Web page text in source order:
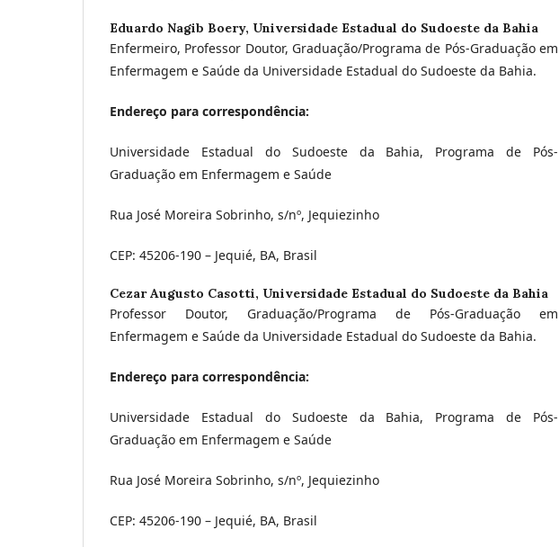
Eduardo Nagib Boery, Universidade Estadual do Sudoeste da Bahia
Enfermeiro, Professor Doutor, Graduação/Programa de Pós-Graduação em
Enfermagem e Saúde da Universidade Estadual do Sudoeste da Bahia.
Endereço para correspondência:
Universidade Estadual do Sudoeste da Bahia, Programa de Pós-
Graduação em Enfermagem e Saúde
Rua José Moreira Sobrinho, s/nº, Jequiezinho
CEP: 45206-190 – Jequié, BA, Brasil
Cezar Augusto Casotti, Universidade Estadual do Sudoeste da Bahia
Professor Doutor, Graduação/Programa de Pós-Graduação em
Enfermagem e Saúde da Universidade Estadual do Sudoeste da Bahia.
Endereço para correspondência:
Universidade Estadual do Sudoeste da Bahia, Programa de Pós-
Graduação em Enfermagem e Saúde
Rua José Moreira Sobrinho, s/nº, Jequiezinho
CEP: 45206-190 – Jequié, BA, Brasil